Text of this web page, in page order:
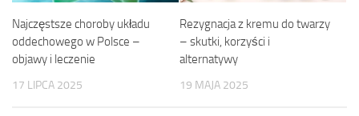
Najczęstsze choroby układu
oddechowego w Polsce –
objawy i leczenie
17 LIPCA 2025
Rezygnacja z kremu do twarzy
– skutki, korzyści i
alternatywy
19 MAJA 2025